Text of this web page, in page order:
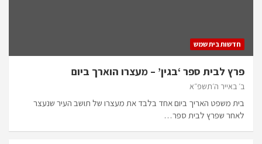
חדשות בית שמש
פרץ לבית ספר ‘בגין’ – מעצרו הוארך ביום
ב׳ באייר ה׳תשפ״א
בית משפט האריך ביום אחד בלבד את מעצרו של תושב העיר שנעצר
לאחר שפרץ לבית ספר…